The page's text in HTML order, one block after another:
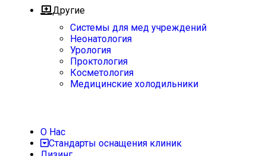
Другие
Системы для мед учреждений
Неонатология
Урология
Проктология
Косметология
Медицинские холодильники
О Нас
Стандарты оснащения клиник